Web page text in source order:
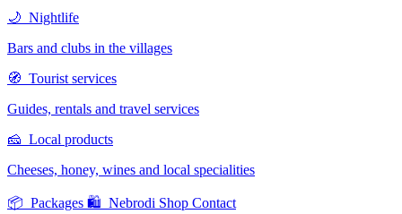
🌙 Nightlife
Bars and clubs in the villages
🧭 Tourist services
Guides, rentals and travel services
🧀 Local products
Cheeses, honey, wines and local specialities
📦 Packages 🛍️ Nebrodi Shop Contact